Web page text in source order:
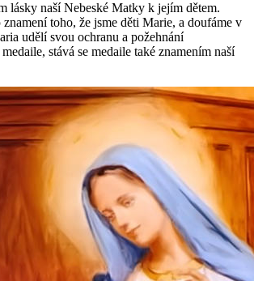
lásky naší Nebeské Matky k jejím dětem.
toho, že jsme děti Marie, a doufáme v
udělí svou ochranu a požehnání
stává se medaile také znamením naší